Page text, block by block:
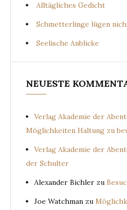
Alltägliches Gedicht
Schmetterlinge lügen
Seelische Anblicke
NEUESTE
Verlag Akademie der
Möglichkeiten Haltung zu
Verlag Akademie der
der Schulter
Alexander Bichler zu
Joe Watchman zu